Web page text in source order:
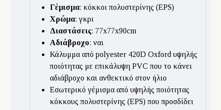
Γέμισμα: κόκκοι πολυστερίνης (EPS)
Χρώμα: γκρι
Διαστάσεις: 77x77x90cm
Αδιάβροχο: ναι
Κάλυμμα από polyester 420D Oxford υψηλής
ποιότητας με επικάλυψη PVC που το κάνει
αδιάβροχο και ανθεκτικό στον ήλιο
Εσωτερικό γέμισμα από υψηλής ποιότητας
κόκκους πολυστερίνης (EPS) που προσδίδει